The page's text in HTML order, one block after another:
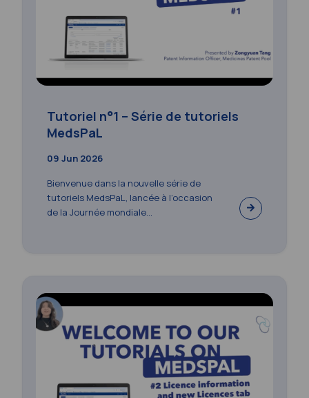
Tutoriel n°1 – Série de tutoriels
MedsPaL
09 Jun 2026
Bienvenue dans la nouvelle série de
tutoriels MedsPaL, lancée à l’occasion
de la Journée mondiale...